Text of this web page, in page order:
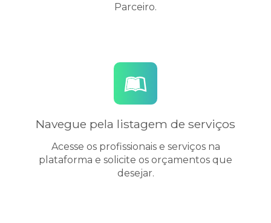
Parceiro.
Navegue pela listagem de serviços
Acesse os profissionais e serviços na
plataforma e solicite os orçamentos que
desejar.